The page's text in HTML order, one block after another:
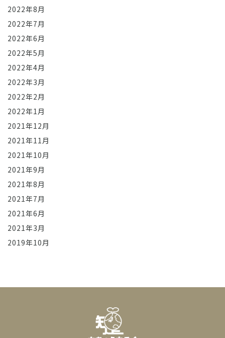
2022年8月
2022年7月
2022年6月
2022年5月
2022年4月
2022年3月
2022年2月
2022年1月
2021年12月
2021年11月
2021年10月
2021年9月
2021年8月
2021年7月
2021年6月
2021年3月
2019年10月